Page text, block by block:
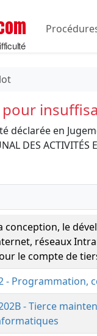
déclarée en
DES ACTIVITÉS
conception, le
réseaux
le compte de
- Programmation,
- Tierce